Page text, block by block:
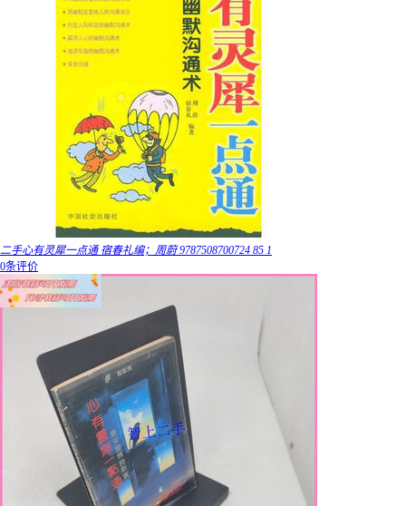
二手心有灵犀一点通 宿春礼编；周蔚 9787508700724 85 1
0条评价